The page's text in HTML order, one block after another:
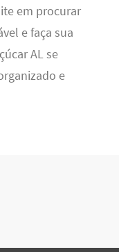
em procurar
e faça sua
AL se
e